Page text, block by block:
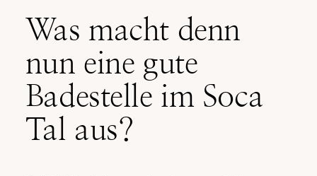
Was macht denn
nun eine gute
Badestelle im Soca
Tal aus?